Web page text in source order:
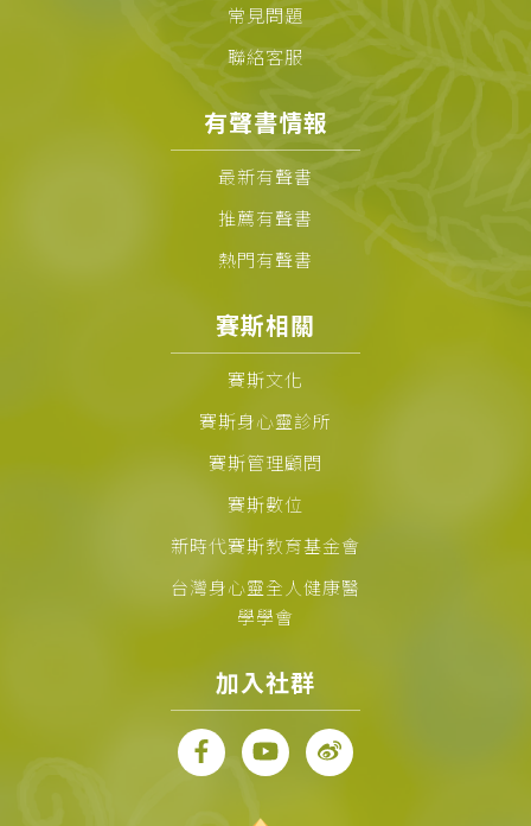
常見問題
聯絡客服
有聲書情報
最新有聲書
推薦有聲書
熱門有聲書
賽斯相關
賽斯文化
賽斯身心靈診所
賽斯管理顧問
賽斯數位
新時代賽斯教育基金會
台灣身心靈全人健康醫
學學會
加入社群